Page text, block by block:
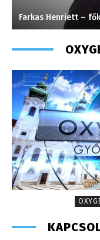
Farkas Henriett –